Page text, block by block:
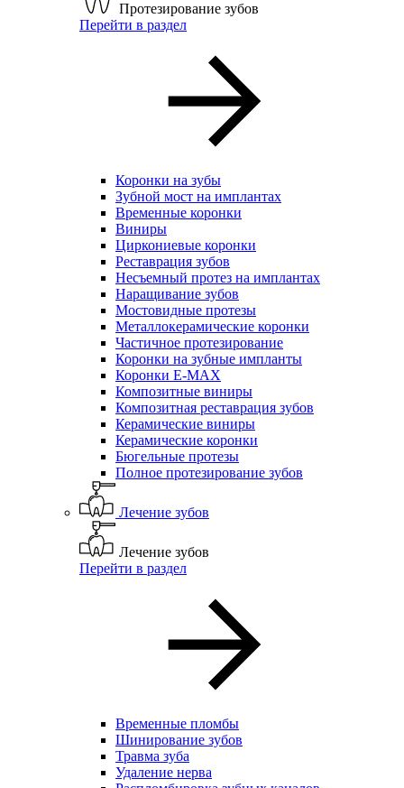
Протезирование зубов
Перейти в раздел
Коронки на зубы
Зубной мост на имплантах
Временные коронки
Виниры
Циркониевые коронки
Реставрация зубов
Несъемный протез на имплантах
Наращивание зубов
Мостовидные протезы
Металлокерамические коронки
Частичное протезирование
Коронки на зубные импланты
Коронки E-MAX
Композитные виниры
Композитная реставрация зубов
Керамические виниры
Керамические коронки
Бюгельные протезы
Полное протезирование зубов
Лечение зубов
Лечение зубов
Перейти в раздел
Временные пломбы
Шинирование зубов
Травма зуба
Удаление нерва